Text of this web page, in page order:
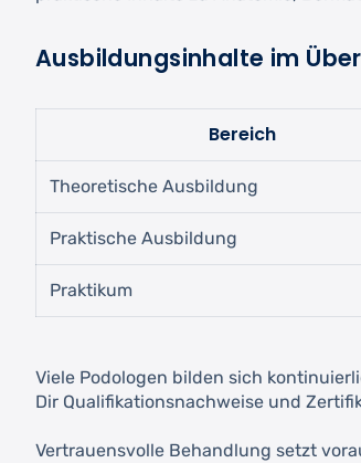
Ausbildungsinhalte im
Bereich
Theoretische Ausbildung
Praktische Ausbildung
Praktikum
Viele Podologen bilden sich
Dir Qualifikationsnachweise und
Vertrauensvolle Behandlung setzt